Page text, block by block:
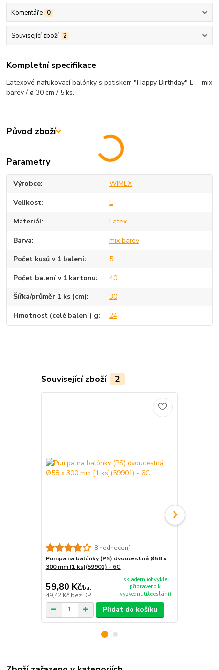
Komentáře 0
Související zboží 2
Kompletní specifikace
Latexové nafukovací balónky s potiskem "Happy Birthday" L - mix
barev / ø 30 cm / 5 ks.
Původ zboží
Parametry
Výrobce WIMEX
Velikost L
Materiál Latex
Barva mix barev
Počet kusů v 1 balení 5
Počet balení v 1 kartonu 40
Šířka/průměr 1 ks (cm) 30
Hmotnost (celé balení) g 24
Související zboží 2
8 hodnocení
Pumpa na balónky (PS) dvoucestná Ø58 x
300 mm [1 ks](59901) - 6C
59,80 Kč/bal.
49,42 Kč bez DPH
skladem (obvykle
připraveno k
vyzvednutí/odeslání)
Přidat do košíku